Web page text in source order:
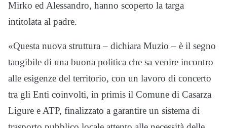
Mirko ed Alessandro, hanno scoperto la targa
intitolata al padre.
«Questa nuova struttura – dichiara Muzio – è il segno
tangibile di una buona politica che sa venire incontro
alle esigenze del territorio, con un lavoro di concerto
tra gli Enti coinvolti, in primis il Comune di Casarza
Ligure e ATP, finalizzato a garantire un sistema di